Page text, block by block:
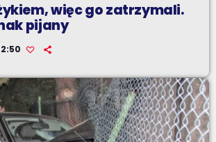
więc go zatrzymali.
pijany